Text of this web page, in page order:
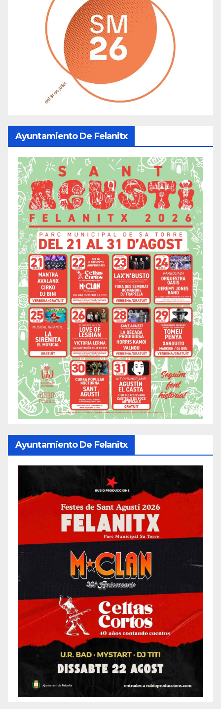
Ayuntamiento De Felanitx
Ayuntamiento De Felanitx